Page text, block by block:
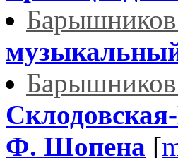
Ф. Шопена [